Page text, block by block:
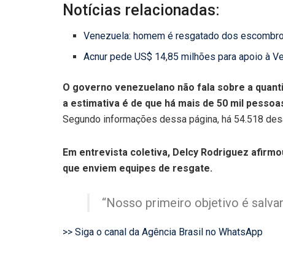
Notícias relacionadas:
Venezuela: homem é resgatado dos
Acnur pede US$ 14,85 milhões para apoio à
O governo venezuelano não fala sobre a
a estimativa é de que há mais de 50 mil
Segundo informações dessa página, há 54.518
Em entrevista coletiva, Delcy Rodriguez
que enviem equipes de resgate.
“Nosso primeiro objetivo é
>> Siga o canal da Agência Brasil no WhatsApp